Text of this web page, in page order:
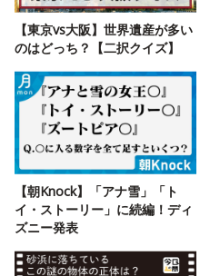
【東京vs大阪】世界遺産が多い
のはどっち？【二択クイズ】
【朝Knock】「アナ雪」「ト
イ・ストーリー」に続編！ディ
ズニー発表